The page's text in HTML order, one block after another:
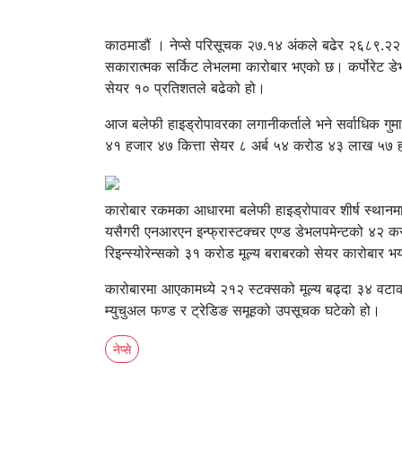
काठमाडौं । नेप्से परिसूचक २७.१४ अंकले बढेर २६८९.२२
सकारात्मक सर्किट लेभलमा कारोबार भएको छ। कर्पोरेट
सेयर १० प्रतिशतले बढेको हो।
आज बलेफी हाइड्रोपावरका लगानीकर्ताले भने
४१ हजार ४७ कित्ता सेयर ८ अर्ब ५४ करोड ४३ लाख ५७
कारोबार रकमका आधारमा बलेफी हाइड्रोपावर शीर्ष
यसैगरी एनआरएन इन्फ्रास्टक्चर एण्ड डेभलपमेन्टको ४२
रिइन्स्योरेन्सको ३१ करोड मूल्य बराबरको सेयर कारोबार
कारोबारमा आएकामध्ये २१२ स्टक्सको मूल्य बढ्दा ३४
म्युचुअल फण्ड र ट्रेडिङ समूहको उपसूचक घटेको हो।
नेप्से